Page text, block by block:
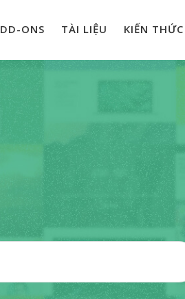
ONS TÀI LIỆU KIẾN THỨC